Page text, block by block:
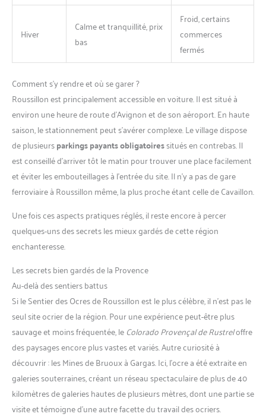
Hiver
Calme et tranquillité, prix
bas
Froid, certains
commerces
fermés
Comment s’y rendre et où se garer ?
Roussillon est principalement accessible en voiture. Il est situé à
environ une heure de route d’Avignon et de son aéroport. En haute
saison, le stationnement peut s’avérer complexe. Le village dispose
de plusieursparkings payants obligatoiressitués en contrebas. Il
est conseillé d’arriver tôt le matin pour trouver une place facilement
et éviter les embouteillages à l’entrée du site. Il n’y a pas de gare
ferroviaire à Roussillon même, la plus proche étant celle de Cavaillon.
Une fois ces aspects pratiques réglés, il reste encore à percer
quelques-uns des secrets les mieux gardés de cette région
enchanteresse.
Les secrets bien gardés de la Provence
Au-delà des sentiers battus
Si le Sentier des Ocres de Roussillon est le plus célèbre, il n’est pas le
seul site ocrier de la région. Pour une expérience peut-être plus
sauvage et moins fréquentée, le Colorado Provençal de Rustreloffre
des paysages encore plus vastes et variés. Autre curiosité à
découvrir : les Mines de Bruoux à Gargas. Ici, l’ocre a été extraite en
galeries souterraines, créant un réseau spectaculaire de plus de 40
kilomètres de galeries hautes de plusieurs mètres, dont une partie se
visite et témoigne d’une autre facette du travail des ocriers.